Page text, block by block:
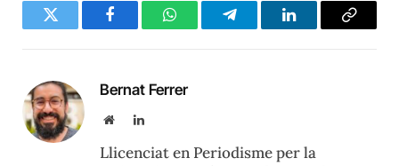
Twitter FacebookWhatsAppTelegramLinkedInCopy
Bernat Ferrer
WebsiteLinkedIn
Llicenciat en Periodisme per la